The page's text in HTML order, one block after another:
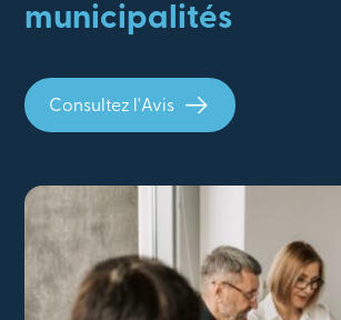
municipalités
Consultez l'Avis